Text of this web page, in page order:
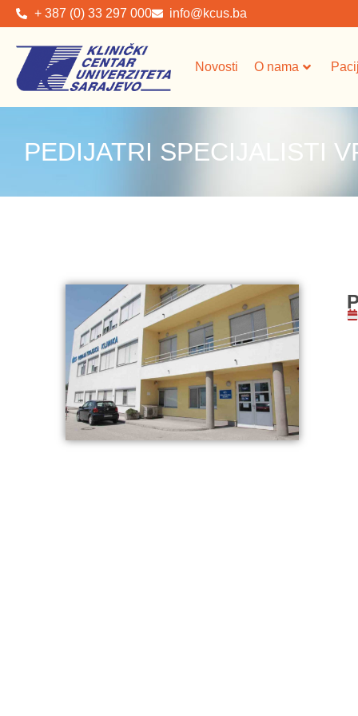
+ 387 (0) 33 297 000 info@kcus.ba
Novosti O nama
PEDIJATRI SPECIJALISTI